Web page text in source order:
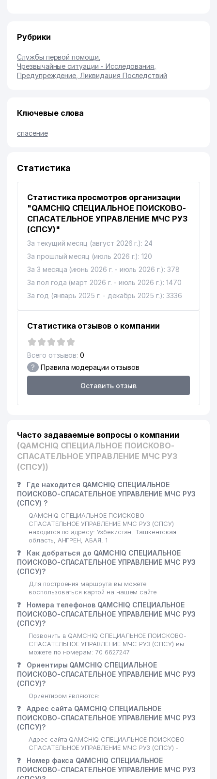
Рубрики
Службы первой помощи
Чрезвычайные ситуации - Исследования,
Предупреждение, Ликвидация Последствий
Ключевые слова
спасение
Статистика
Статистика просмотров организации
"QAMCHIQ СПЕЦИАЛЬНОЕ ПОИСКОВО-
СПАСАТЕЛЬНОЕ УПРАВЛЕНИЕ МЧС РУЗ
(СПСУ)"
За текущий месяц (август 2026 г.): 24
За прошлый месяц (июль 2026 г.): 120
За 3 месяца (июнь 2026 г. - июль 2026 г.): 378
За пол года (март 2026 г. - июль 2026 г.): 1470
За год (январь 2025 г. - декабрь 2025 г.): 3336
Статистика отзывов о компании
Всего отзывов: 0
? Правила модерации отзывов
Оставить отзыв
Часто задаваемые вопросы о компании
(QAMCHIQ СПЕЦИАЛЬНОЕ ПОИСКОВО-
СПАСАТЕЛЬНОЕ УПРАВЛЕНИЕ МЧС РУЗ
(СПСУ))
❓
Где находится QAMCHIQ СПЕЦИАЛЬНОЕ
ПОИСКОВО-СПАСАТЕЛЬНОЕ УПРАВЛЕНИЕ МЧС РУЗ
(СПСУ) ?
QAMCHIQ СПЕЦИАЛЬНОЕ ПОИСКОВО-
СПАСАТЕЛЬНОЕ УПРАВЛЕНИЕ МЧС РУЗ (СПСУ)
находится по адресу: Узбекистан, Ташкентская
область, АНГРЕН, АБАЯ, 1
❓
Как добраться до QAMCHIQ СПЕЦИАЛЬНОЕ
ПОИСКОВО-СПАСАТЕЛЬНОЕ УПРАВЛЕНИЕ МЧС РУЗ
(СПСУ)?
Для построения маршрута вы можете
воспользоваться картой на нашем сайте
❓
Номера телефонов QAMCHIQ СПЕЦИАЛЬНОЕ
ПОИСКОВО-СПАСАТЕЛЬНОЕ УПРАВЛЕНИЕ МЧС РУЗ
(СПСУ)?
Позвонить в QAMCHIQ СПЕЦИАЛЬНОЕ ПОИСКОВО-
СПАСАТЕЛЬНОЕ УПРАВЛЕНИЕ МЧС РУЗ (СПСУ) вы
можете по номерам: 70 6627247
❓
Ориентиры QAMCHIQ СПЕЦИАЛЬНОЕ
ПОИСКОВО-СПАСАТЕЛЬНОЕ УПРАВЛЕНИЕ МЧС РУЗ
(СПСУ)?
Ориентиром являются:
❓
Адрес сайта QAMCHIQ СПЕЦИАЛЬНОЕ
ПОИСКОВО-СПАСАТЕЛЬНОЕ УПРАВЛЕНИЕ МЧС РУЗ
(СПСУ)?
Адрес сайта QAMCHIQ СПЕЦИАЛЬНОЕ ПОИСКОВО-
СПАСАТЕЛЬНОЕ УПРАВЛЕНИЕ МЧС РУЗ (СПСУ) -
❓
Номер факса QAMCHIQ СПЕЦИАЛЬНОЕ
ПОИСКОВО-СПАСАТЕЛЬНОЕ УПРАВЛЕНИЕ МЧС РУЗ